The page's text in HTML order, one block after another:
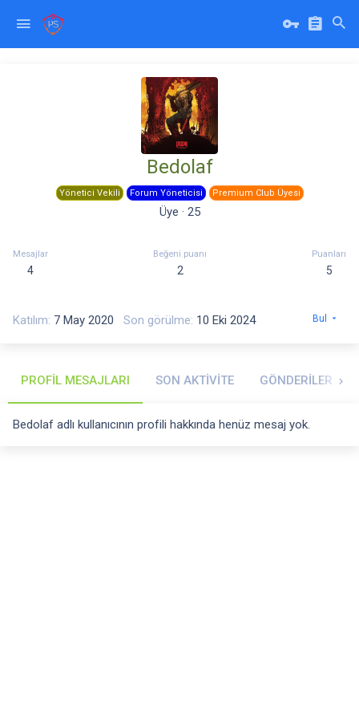
Bedolaf
Yönetici Vekili Forum Yöneticisi Premium Club Üyesi
Üye · 25
Mesajlar
4
Beğeni puanı
2
Puanları
5
Katılım 7 May 2020 Son görülme 10 Eki 2024 Bul
PROFIL MESAJLARI SON AKTIVITE GÖNDERILER
Bedolaf adlı kullanıcının profili hakkında henüz mesaj yok.